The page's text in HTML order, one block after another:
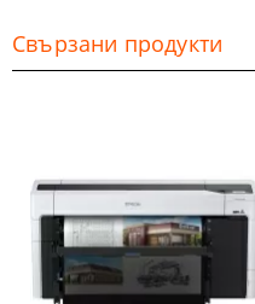
Свързани продукти